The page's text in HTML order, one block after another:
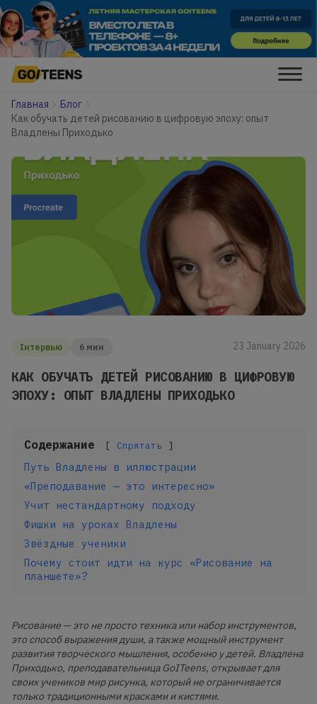
Главная
Блог
Как обучать детей рисованию в цифровую эпоху: опыт
Владлены Приходько
Інтервью 6 мин 23 January 2026
КАК ОБУЧАТЬ ДЕТЕЙ РИСОВАНИЮ В ЦИФРОВУЮ
ЭПОХУ: ОПЫТ ВЛАДЛЕНЫ ПРИХОДЬКО
Содержание Спрятать
Путь Владлены в иллюстрации
«Преподавание — это интересно»
Учит нестандартному подходу
Фишки на уроках Владлены
Звёздные ученики
Почему стоит идти на курс «Рисование на
планшете»?
Рисование — это не просто техника или набор инструментов,
это способ выражения души, а также мощный инструмент
развития творческого мышления, особенно у детей. Владлена
Приходько, преподавательница GoITeens, открывает для
своих учеников мир рисунка, который не ограничивается
только традиционными красками и кистями.